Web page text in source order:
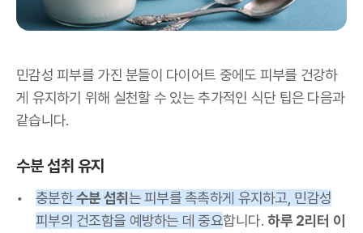
민감성 피부를 가진 분들이 다이어트 중에도 피부를 건강하
게 유지하기 위해 실천할 수 있는 추가적인 식단 팁은 다음과
같습니다.
수분 섭취 유지
충분한수분 섭취는 피부를 촉촉하게 유지하고, 민감성
피부의 건조함을 예방하는 데 중요합니다.하루 2리터 이